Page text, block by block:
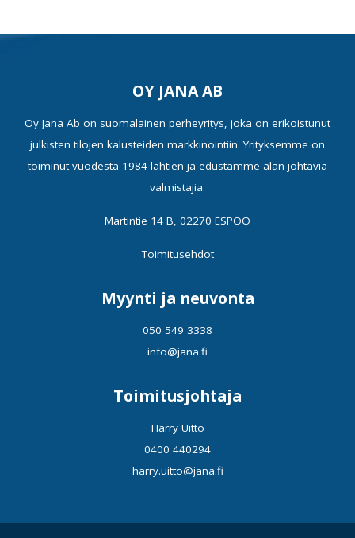
OY JANA AB
Oy Jana Ab on suomalainen perheyritys, joka on erikoistunut
julkisten tilojen kalusteiden markkinointiin. Yrityksemme on
toiminut vuodesta 1984 lähtien ja edustamme alan johtavia
valmistajia.
Martintie 14 B, 02270 ESPOO
Toimitusehdot
Myynti ja neuvonta
050 549 3338
info@jana.fi
Toimitusjohtaja
Harry Uitto
0400 440294
harry.uitto@jana.fi